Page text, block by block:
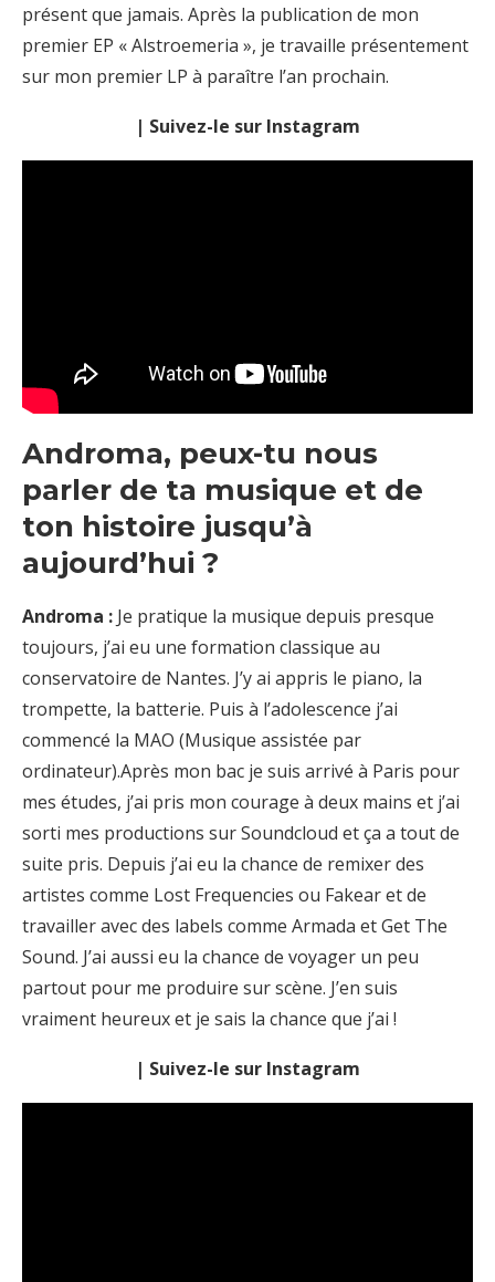
présent que jamais. Après la publication de mon
premier EP « Alstroemeria », je travaille présentement
sur mon premier LP à paraître l’an prochain.
| Suivez-le sur Instagram
Androma, peux-tu nous
parler de ta musique et de
ton histoire jusqu’à
aujourd’hui ?
Androma : Je pratique la musique depuis presque
toujours, j’ai eu une formation classique au
conservatoire de Nantes. J’y ai appris le piano, la
trompette, la batterie. Puis à l’adolescence j’ai
commencé la MAO (Musique assistée par
ordinateur).Après mon bac je suis arrivé à Paris pour
mes études, j’ai pris mon courage à deux mains et j’ai
sorti mes productions sur Soundcloud et ça a tout de
suite pris. Depuis j’ai eu la chance de remixer des
artistes comme Lost Frequencies ou Fakear et de
travailler avec des labels comme Armada et Get The
Sound. J’ai aussi eu la chance de voyager un peu
partout pour me produire sur scène. J’en suis
vraiment heureux et je sais la chance que j’ai !
| Suivez-le sur Instagram